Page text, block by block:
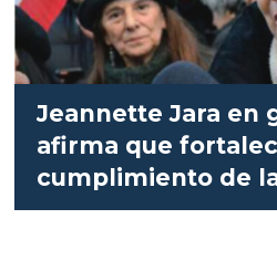
Jeannette Jara en
afirma que
cumplimiento de
salmonicultura